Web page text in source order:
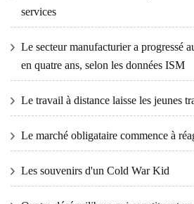
services
Le secteur manufacturier a progressé
en quatre ans, selon les données ISM
Le travail à distance laisse les jeunes
Le marché obligataire commence à
Les souvenirs d'un Cold War Kid